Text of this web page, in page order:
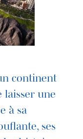
continent
laisser une
à sa
ses